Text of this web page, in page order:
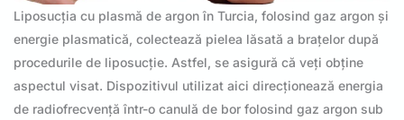
Liposucția cu plasmă de argon în Turcia, folosind gaz argon și
energie plasmatică, colectează pielea lăsată a brațelor după
procedurile de liposucție. Astfel, se asigură că veți obține
aspectul visat. Dispozitivul utilizat aici direcționează energia
de radiofrecvență într-o canulă de bor folosind gaz argon sub